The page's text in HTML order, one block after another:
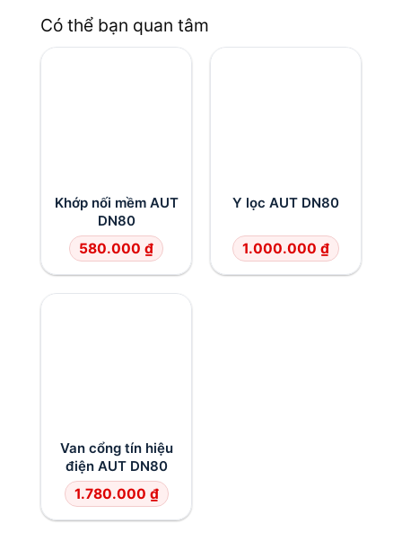
Có thể bạn quan tâm
Khớp nối mềm AUT
DN80
580.000 ₫
Y lọc AUT DN80
1.000.000 ₫
Van cổng tín hiệu
điện AUT DN80
1.780.000 ₫